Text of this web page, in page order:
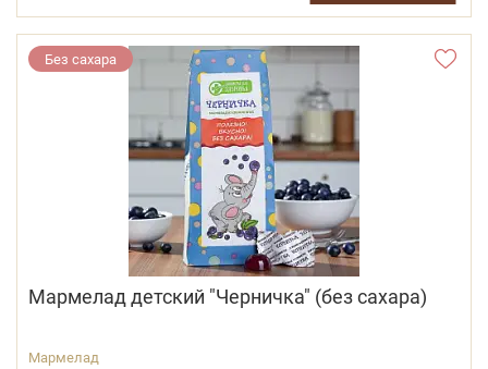
Без сахара
Мармелад детский "Черничка" (без сахара)
Мармелад